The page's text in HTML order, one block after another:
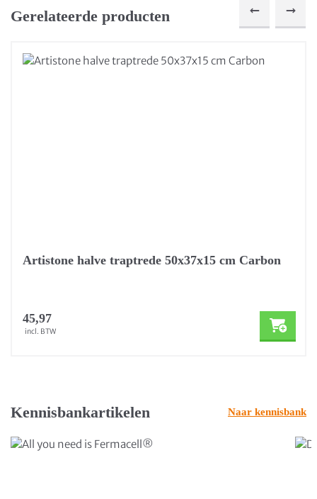
Gerelateerde producten
Artistone halve traptrede 50x37x15 cm Carbon
45,97
incl. BTW
Kennisbankartikelen Naar kennisbank